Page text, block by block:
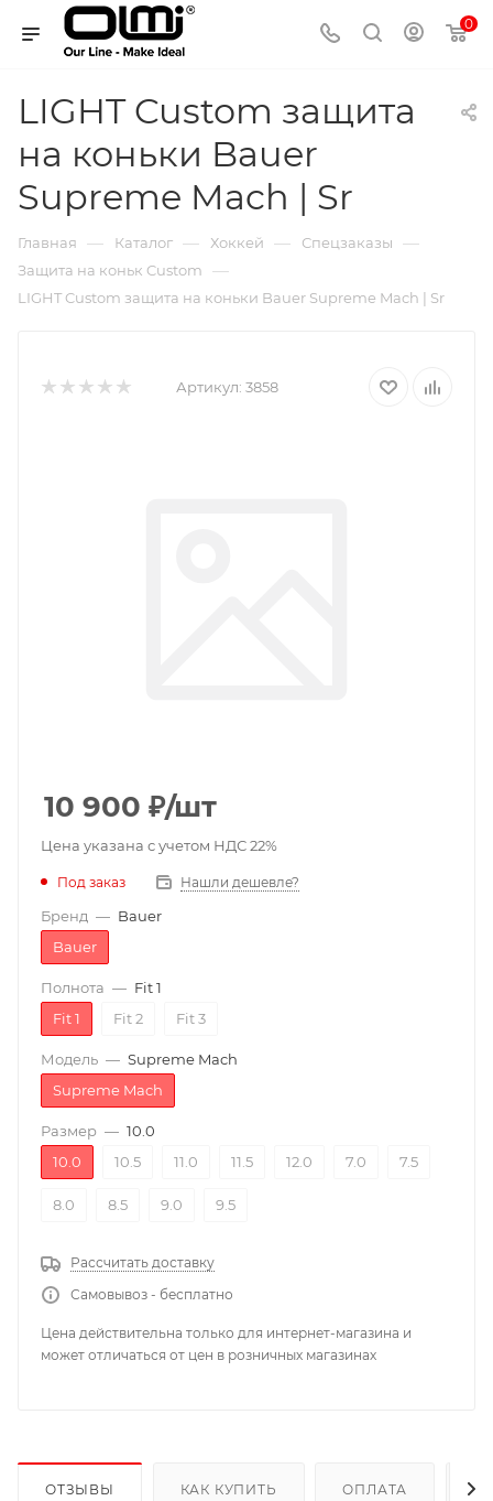
0
LIGHT Custom защита
на коньки Bauer
Supreme Mach | Sr
Главная — Каталог — Хоккей — Спецзаказы —
Защита на коньк Custom —
LIGHT Custom защита на коньки Bauer Supreme Mach | Sr
Артикул: 3858
10 900 ₽/шт
Цена указана с учетом НДС 22%
Под заказ Нашли дешевле?
Бренд — Bauer
Bauer
Полнота — Fit 1
Fit 1
Fit 2 Fit 3
Модель — Supreme Mach
Supreme Mach
Размер — 10.0
10.0
10.5 11.0 11.5 12.0 7.0 7.5
8.0 8.5 9.0 9.5
Рассчитать доставку
Самовывоз - бесплатно
Цена действительна только для интернет-магазина и
может отличаться от цен в розничных магазинах
ОТЗЫВЫ КАК КУПИТЬ ОПЛАТА